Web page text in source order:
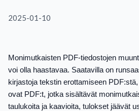
2025-01-10
Monimutkaisten PDF-tiedostojen
voi olla haastavaa. Saatavilla on
kirjastoja tekstin erottamiseen
ovat PDF:t, jotka sisältävät
taulukoita ja kaavioita, tulokset jäävät